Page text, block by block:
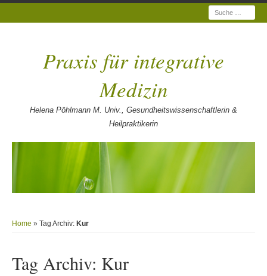
Suche
Praxis für integrative
Medizin
Helena Pöhlmann M. Univ., Gesundheitswissenschaftlerin &
Heilpraktikerin
Home » Tag Archiv: Kur
Tag Archiv: Kur